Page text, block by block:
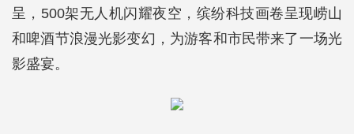
呈，500架无人机闪耀夜空，缤纷科技画卷呈现崂山
和啤酒节浪漫光影变幻，为游客和市民带来了一场光
影盛宴。